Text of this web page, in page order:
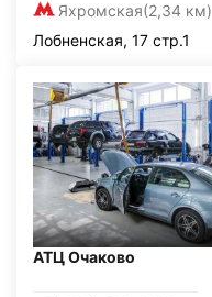
Яхромская(2,34 км)
Лобненская, 17 стр.1
АТЦ Очаково